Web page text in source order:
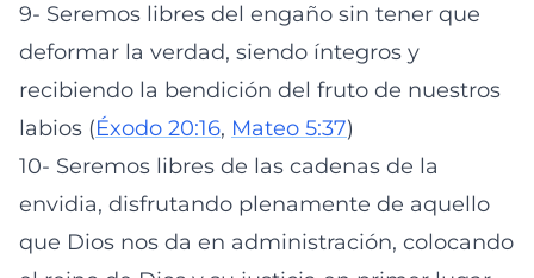
9- Seremos libres del engaño sin tener que
deformar la verdad, siendo íntegros y
recibiendo la bendición del fruto de nuestros
labios (Éxodo 20:16, Mateo 5:37)
10- Seremos libres de las cadenas de la
envidia, disfrutando plenamente de aquello
que Dios nos da en administración, colocando